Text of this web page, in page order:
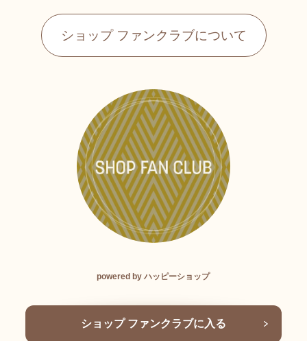
ショップ ファンクラブについて
powered by ハッピーショップ
ショップ ファンクラブに入る